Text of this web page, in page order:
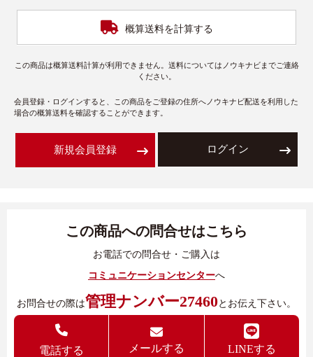
概算送料を計算する
この商品は概算送料計算が利用できません。送料についてはノウキナビまでご連絡
ください。
会員登録・ログインすると、この商品をご登録の住所へノウキナビ配送を利用した
場合の概算送料を確認することができます。
新規会員登録 ログイン
この商品への問合せはこちら
お電話での問合せ・ご購入は
コミュニケーションセンターへ
お問合せの際は管理ナンバー27460とお伝え下さい。
電話する メールする LINEする